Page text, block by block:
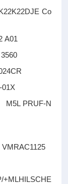
Co
A01
PRUF-N